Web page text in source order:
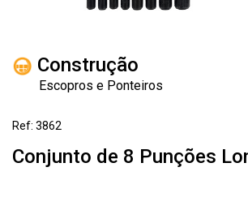
Construção
Escopros e Ponteiros
Ref: 3862
Conjunto de 8 Punções